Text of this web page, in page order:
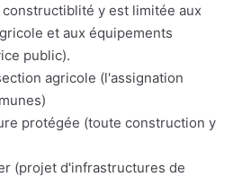
constructiblité y est limitée aux
et aux équipements
public).
agricole (l'assignation
protégée (toute construction y
(projet d'infrastructures de